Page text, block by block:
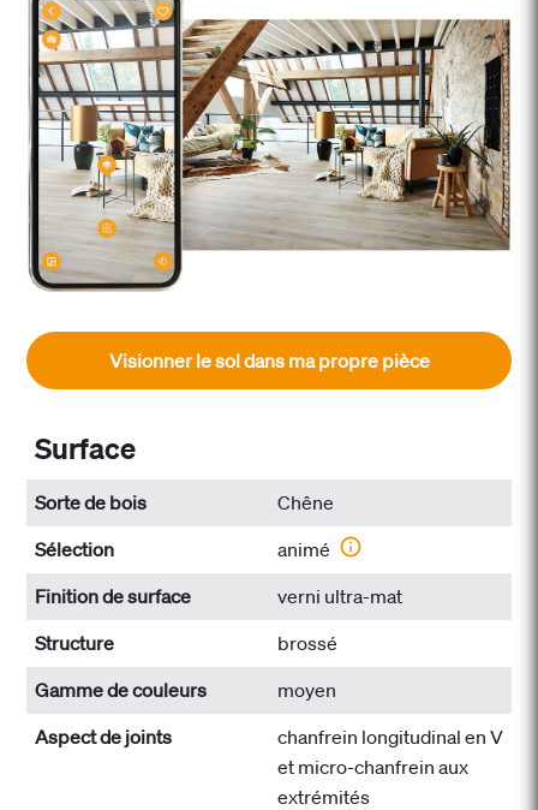
Visionner le sol dans ma propre pièce
Surface
Sorte de bois
Chêne
Sélection
animé
Finition de surface
verni ultra-mat
Structure
brossé
Gamme de couleurs
moyen
Aspect de joints
chanfrein longitudinal en V
et micro-chanfrein aux
extrémités